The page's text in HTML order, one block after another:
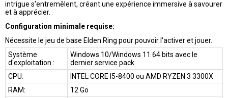
intrigue s'entremêlent, créant une expérience immersive à savourer
et à apprécier.
Configuration minimale requise:
Nécessite le jeu de base Elden Ring pour pouvoir l'activer et jouer.
Système
d'exploitation :
Windows 10/Windows 11 64 bits avec le
dernier service pack
CPU:
INTEL CORE I5-8400 ou AMD RYZEN 3 3300X
RAM:
12 Go